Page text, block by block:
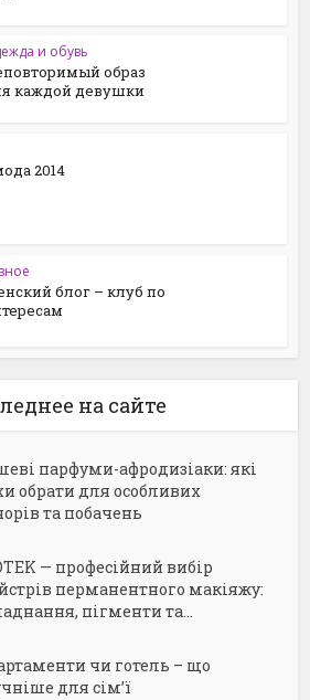
и обувь
образ
каждой девушки
2014
блог – клуб по
на сайте
парфуми-афродизіаки: які
обрати для особливих
та побачень
— професійний вибір
перманентного макіяжу:
пігменти та...
чи готель – що
для сім’ї